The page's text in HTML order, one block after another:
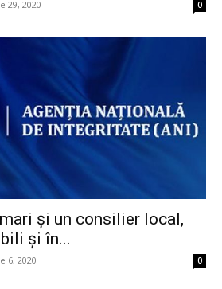
29, 2020 0
și un consilier local,
și în...
6, 2020 0